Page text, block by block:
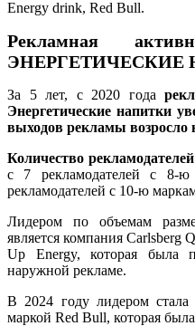
Energy drink, Red Bull.
Рекламная
ЭНЕРГЕТИЧЕСКИЕ
За 5 лет, с 2020 года
Энергетические напитки
выходов рекламы возросло
Количество
с 7 рекламодателей с 8-
рекламодателей с 10-ю
Лидером по объемам
является компания Carlsberg
Up Energy, которая была
наружной рекламе.
В 2024 году лидером
маркой Red Bull, которая